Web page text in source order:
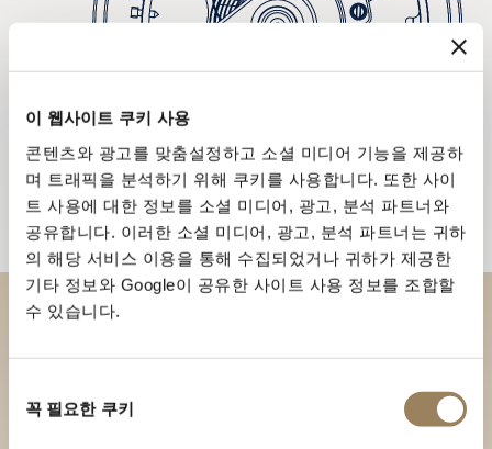
이 웹사이트 쿠키 사용
콘텐츠와 광고를 맞춤설정하고 소셜 미디어 기능을 제공하
며 트래픽을 분석하기 위해 쿠키를 사용합니다. 또한 사이
트 사용에 대한 정보를 소셜 미디어, 광고, 분석 파트너와
공유합니다. 이러한 소셜 미디어, 광고, 분석 파트너는 귀하
의 해당 서비스 이용을 통해 수집되었거나 귀하가 제공한
기타 정보와 Google이 공유한 사이트 사용 정보를 조합할
수 있습니다.
꼭 필요한 쿠키